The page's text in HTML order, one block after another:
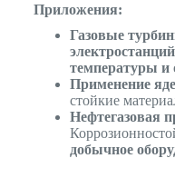
Приложения:
Газовые
электростанций
температуры и
Применение
стойкие
Нефтегазовая
добычное